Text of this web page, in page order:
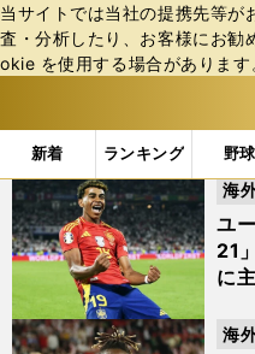
当サイトでは当社の提携先等が
査・分析したり、お客様にお勧
okie を使⽤する場合があります
新着 ランキング 野球
b
ス
ポ
ル
テ
ィ
バ
「ユベントス」の検
ユ
21
に
海
海